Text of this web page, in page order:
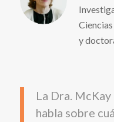
y
La Dra.
habla sobre